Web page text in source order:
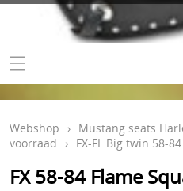
Home
Webshop
Mustang seats Harley
Mustang seats Suzuki tot
Info
Contact
Webshop › Mustang seats
voorraad
› FX-FL Big twin 58-84
FX 58-84 Flame